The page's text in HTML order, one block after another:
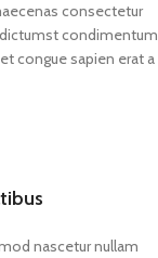
consectetur
condimentum
congue sapien erat a
nascetur nullam